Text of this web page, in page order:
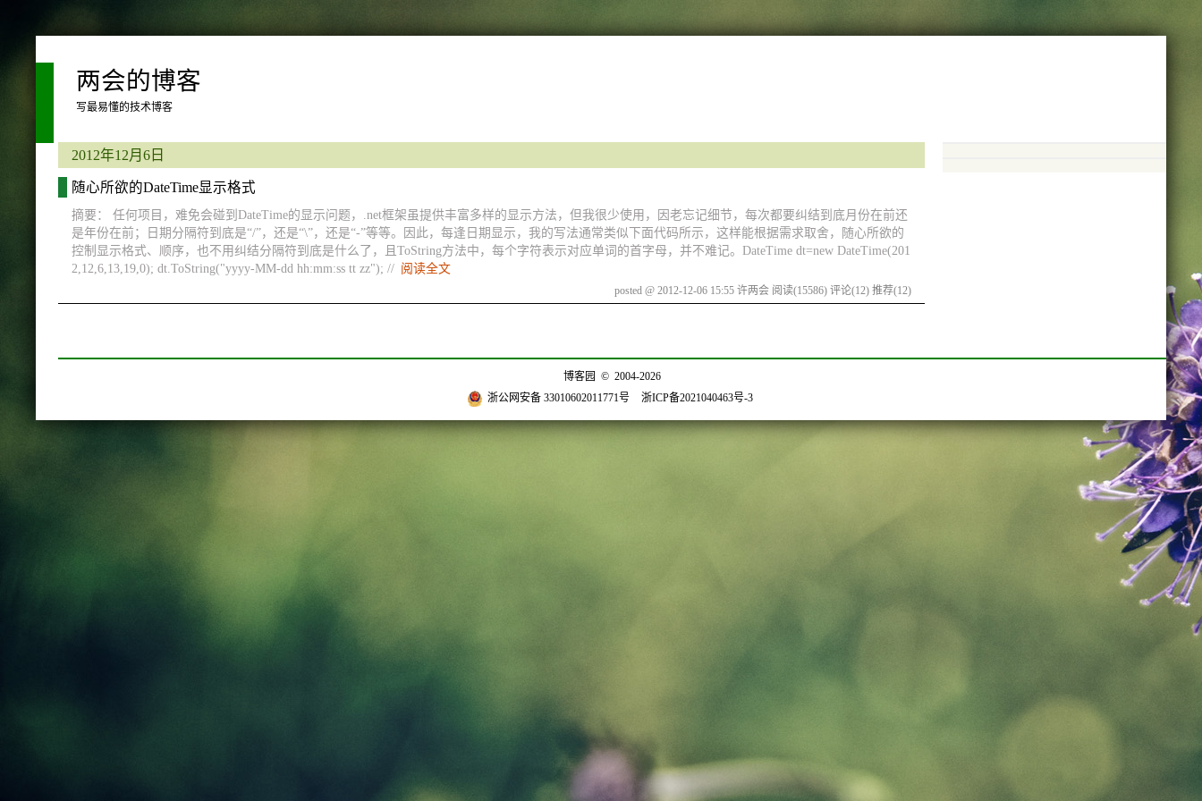
两会的博客
写最易懂的技术博客
2012年12月6日
随心所欲的DateTime显示格式
摘要： 任何项目，难免会碰到DateTime的显示问题，.net框架虽提供丰富多样的显示方法，但我很少使用，因老忘记细节，每次都要纠结到底月份在前还
是年份在前；日期分隔符到底是“/”，还是“\”，还是“-”等等。因此，每逢日期显示，我的写法通常类似下面代码所示，这样能根据需求取舍，随心所欲的
控制显示格式、顺序，也不用纠结分隔符到底是什么了，且ToString方法中，每个字符表示对应单词的首字母，并不难记。DateTime dt=new DateTime(201
2,12,6,13,19,0); dt.ToString("yyyy-MM-dd hh:mm:ss tt zz"); // 阅读全文
posted @ 2012-12-06 15:55 许两会 阅读(15586) 评论(12) 推荐(12)
博客园 © 2004-2026
浙公网安备 33010602011771号
浙ICP备2021040463号-3